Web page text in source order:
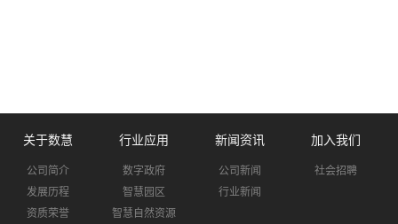
关于数慧
公司简介
发展历程
资质荣誉
行业应用
数字政府
智慧园区
智慧自然资源
新闻资讯
公司新闻
行业新闻
加入我们
社会招聘